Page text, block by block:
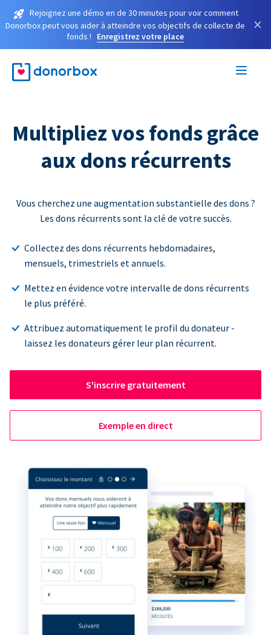
Rejoignez une démo en de 30 minutes pour voir comment
Donorbox peut vous aider à atteindre vos objectifs de collecte de
fonds !
Enregistrez votre place
×
Multipliez vos fonds grâce
aux dons récurrents
Vous cherchez une augmentation substantielle des dons ?
Les dons récurrents sont la clé de votre succès.
Collectez des dons récurrents hebdomadaires,
mensuels, trimestriels et annuels.
Mettez en évidence votre intervalle de dons récurrents
le plus préféré.
Attribuez automatiquement le profil du donateur -
laissez les donateurs gérer leur plan récurrent.
S'inscrire gratuitement
Exemple en direct